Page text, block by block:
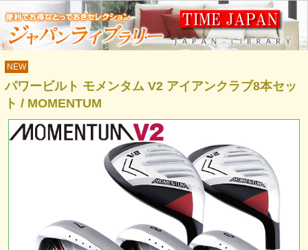
NEW
パワービルト モメンタム V2 アイアンクラブ8本セッ
ト / MOMENTUM